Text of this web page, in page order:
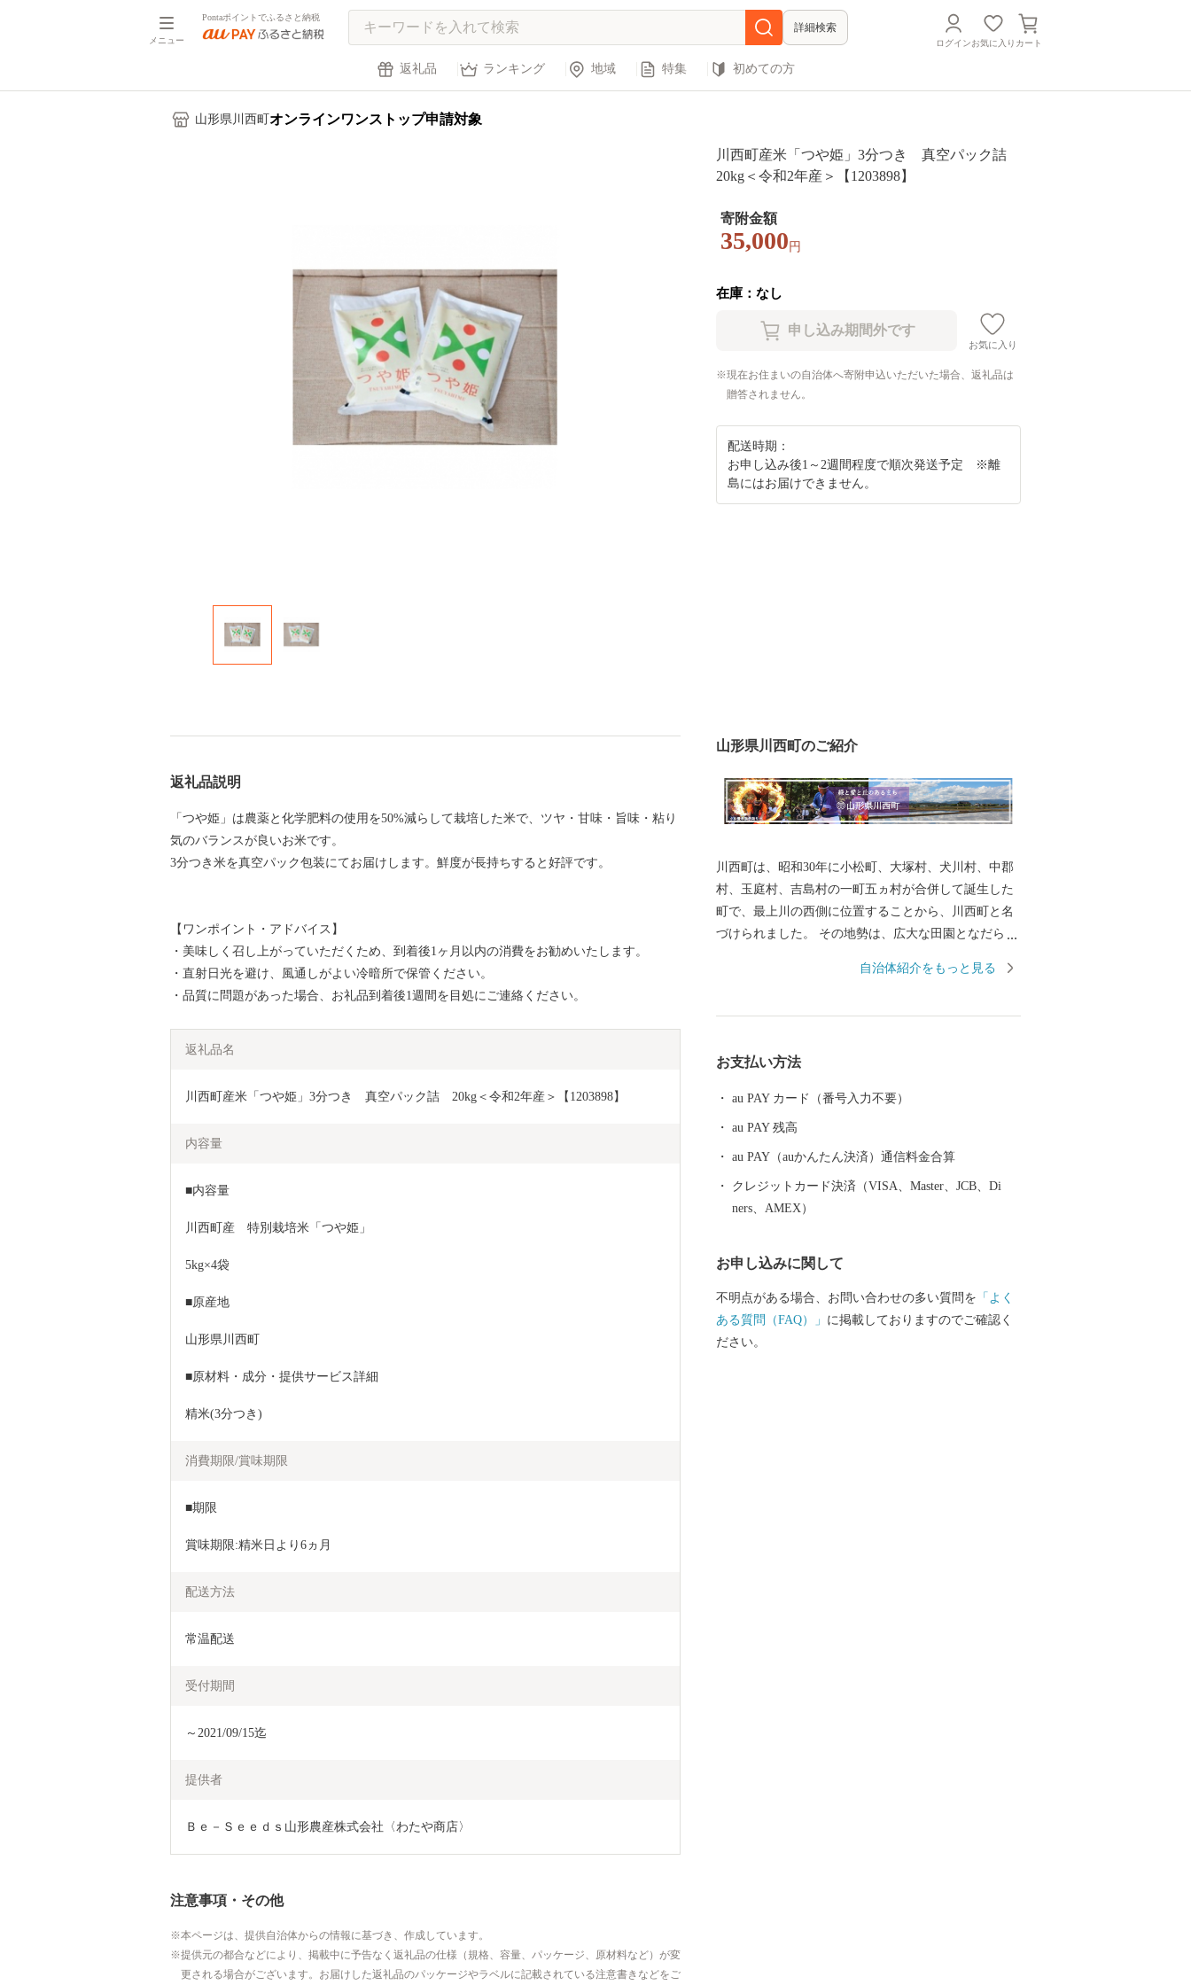
メニュー
Pontaポイントでふるさと納税
詳細検索
ログインお気に入り カート
返礼品 ランキング 地域 特集 初めての方
山形県川西町 オンラインワンストップ申請対象
川西町産米「つや姫」3分つき 真空パック詰
20kg＜令和2年産＞【1203898】
寄附金額
35,000 円
在庫：なし
お気に入り
現在お住まいの自治体へ寄附申込いただいた場合、返礼品は
贈答されません。
配送時期：
お申し込み後1～2週間程度で順次発送予定 ※離
島にはお届けできません。
返礼品説明
「つや姫」は農薬と化学肥料の使用を50%減らして栽培した米で、ツヤ・甘味・旨味・粘り
気のバランスが良いお米です。
3分つき米を真空パック包装にてお届けします。鮮度が長持ちすると好評です。
【ワンポイント・アドバイス】
・美味しく召し上がっていただくため、到着後1ヶ月以内の消費をお勧めいたします。
・直射日光を避け、風通しがよい冷暗所で保管ください。
・品質に問題があった場合、お礼品到着後1週間を目処にご連絡ください。
返礼品名
川西町産米「つや姫」3分つき　真空パック詰　20kg＜令和2年産＞【1203898】
内容量
■内容量
川西町産　特別栽培米「つや姫」
5kg×4袋
■原産地
山形県川西町
■原材料・成分・提供サービス詳細
精米(3分つき)
消費期限/賞味期限
■期限
賞味期限:精米日より6ヵ月
配送方法
常温配送
受付期間
～2021/09/15迄
提供者
Ｂｅ－Ｓｅｅｄｓ山形農産株式会社〈わたや商店〉
注意事項・その他
本ページは、提供自治体からの情報に基づき、作成しています。
提供元の都合などにより、掲載中に予告なく返礼品の仕様（規格、容量、パッケージ、原材料など）が変
更される場合がございます。お届けした返礼品のパッケージやラベルに記載されている注意書きなどをご
山形県川西町のご紹介
川西町は、昭和30年に小松町、大塚村、犬川村、中郡
村、玉庭村、吉島村の一町五ヵ村が合併して誕生した
町で、最上川の西側に位置することから、川西町と名
づけられました。 その地勢は、広大な田園となだらか
沢牛のおいしさは、町内外から非常に高い評価を受け
の時期まで開園しています。メキシコ原産のダリア
は、ふるさとメキシコの太陽の輝きのように咲き誇
り、多くの来園者で賑わっています。
自治体紹介をもっと見る
お支払い方法
au PAY カード（番号入力不要）
au PAY 残高
au PAY（auかんたん決済）通信料金合算
クレジットカード決済（VISA、Master、JCB、Di
ners、AMEX）
お申し込みに関して
不明点がある場合、お問い合わせの多い質問を 「よく
ある質問（FAQ）」 に掲載しておりますのでご確認く
ださい。